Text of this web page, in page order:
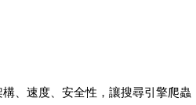
構、速度、安全性，讓搜尋引擎爬蟲